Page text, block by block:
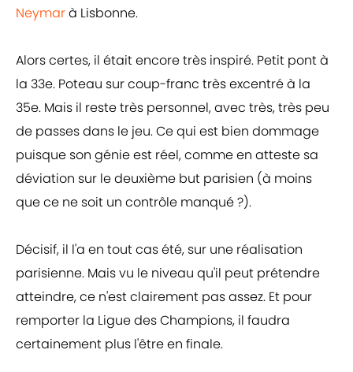
Neymarà Lisbonne.
Alors certes, il était encore très inspiré. Petit pont à
la 33e. Poteau sur coup-franc très excentré à la
35e. Mais il reste très personnel, avec très, très peu
de passes dans le jeu. Ce qui est bien dommage
puisque son génie est réel, comme en atteste sa
déviation sur le deuxième but parisien (à moins
que ce ne soit un contrôle manqué ?).
Décisif, il l'a en tout cas été, sur une réalisation
parisienne. Mais vu le niveau qu'il peut prétendre
atteindre, ce n'est clairement pas assez. Et pour
remporter la Ligue des Champions, il faudra
certainement plus l'être en finale.